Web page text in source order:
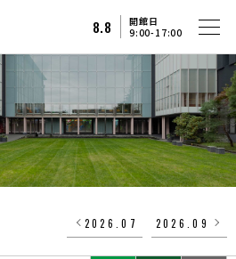
8.8
開館日
9:00-17:00
2026.07 2026.09